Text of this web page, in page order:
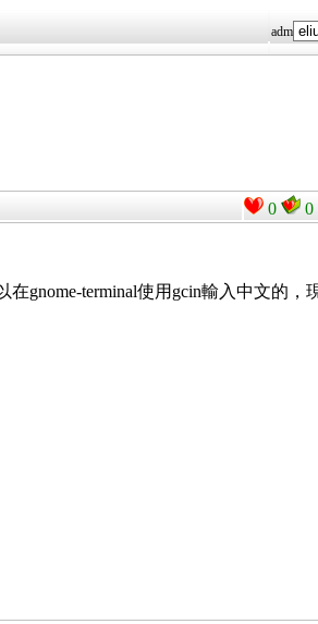
adm
0 0
gnome-terminal使用gcin輸入中文的，